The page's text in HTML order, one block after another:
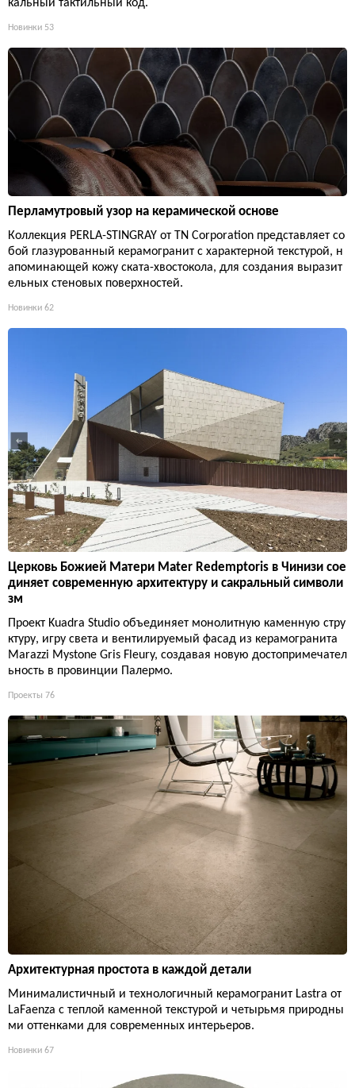
кальный тактильный код.
Новинки 53
Перламутровый узор на керамической основе
Коллекция PERLA-STINGRAY от TN Corporation представляет со
бой глазурованный керамогранит с характерной текстурой, н
апоминающей кожу ската-хвостокола, для создания выразит
ельных стеновых поверхностей.
Новинки 62
Церковь Божией Матери Mater Redemptoris в Чинизи сое
диняет современную архитектуру и сакральный символи
зм
Проект Kuadra Studio объединяет монолитную каменную стру
ктуру, игру света и вентилируемый фасад из керамогранита
Marazzi Mystone Gris Fleury, создавая новую достопримечател
ьность в провинции Палермо.
Проекты 76
Архитектурная простота в каждой детали
Минималистичный и технологичный керамогранит Lastra от
LaFaenza с теплой каменной текстурой и четырьмя природны
ми оттенками для современных интерьеров.
Новинки 67